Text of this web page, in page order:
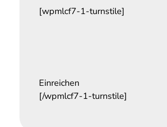
[wpmlcf7-1-turnstile]
Einreichen
[/wpmlcf7-1-turnstile]